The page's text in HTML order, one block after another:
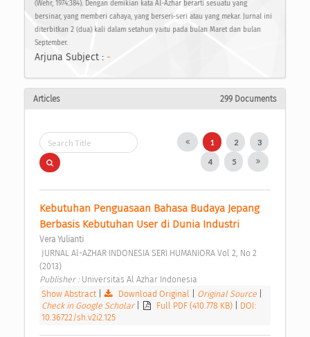
(Wehr, 1974:384). Dengan demikian kata Al-Azhar berarti sesuatu yang
bersinar, yang memberi cahaya, yang berseri-seri atau yang mekar. Jurnal ini
diterbitkan 2 (dua) kali dalam setahun yaitu pada bulan Maret dan bulan
September.
Arjuna Subject : -
Articles 299 Documents
1 2 3
4 5
Kebutuhan Penguasaan Bahasa Budaya Jepang
Berbasis Kebutuhan User di Dunia Industri
Vera Yulianti
(2013)
Publisher : Universitas Al Azhar Indonesia
Show Abstract| Download Original Original Source
Check in Google Scholar
Full PDF (410.778 KB)
DOI:
10.36722/sh.v2i2.125